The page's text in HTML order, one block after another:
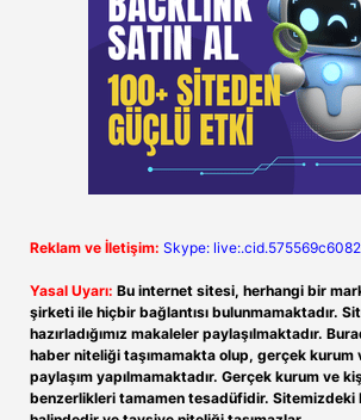
Reklam ve İletişim: Skype:
Yasal Uyarı: Bu internet sitesi, herhangi bir
şirketi ile hiçbir bağlantısı bulunmamaktadır.
hazırladığımız makaleler paylaşılmaktadır.
haber niteliği taşımamakta olup, gerçek kurum
paylaşım yapılmamaktadır. Gerçek kurum ve
benzerlikleri tamamen tesadüfidir. Sitemizdeki